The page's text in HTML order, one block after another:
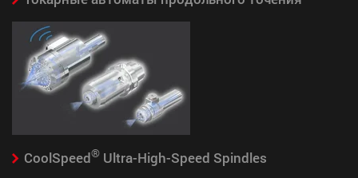
CoolSpeed®Ultra-High-Speed Spindles